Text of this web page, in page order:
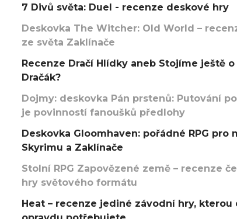
7 Divů světa: Duel - recenze deskové hry
Deskovka The Witcher: Old World –
ze světa Zaklínače
Recenze Dračí Hlídky aneb Stojíme ještě
Dračák?
Dojmy: deskovka Pán prstenů: Putování
je povinností fanoušků předlohy
Deskovka Gloomhaven: pořádné RPG pro
Skyrimu a Zaklínače
Stolní RPG Zapovězené země – recenze
hry světového formátu
Heat – recenze jediné závodní hry, kterou